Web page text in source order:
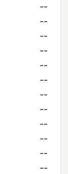
--
--
--
--
--
--
--
--
--
--
--
--